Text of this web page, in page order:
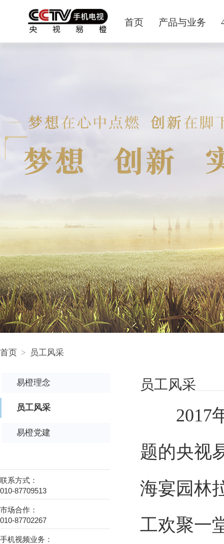
首页 产品与业务
首页 > 员工风采
易橙理念
员工风采
易橙党建
联系方式：
010-87709513
市场合作：
010-87702267
手机视频业务：
员工风采
2017
题的央视
海宴园林
工欢聚一